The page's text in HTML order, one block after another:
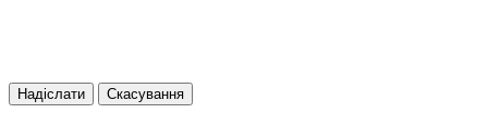
Надіслати Скасування